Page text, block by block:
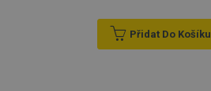
Přidat Do Košíku